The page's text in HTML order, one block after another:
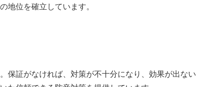
地位を確立しています。
保証がなければ、対策が不十分になり、効果が出な